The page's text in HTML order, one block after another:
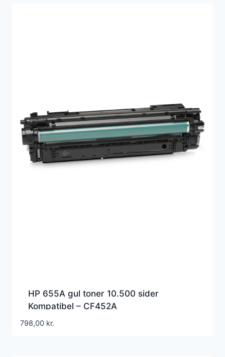
HP 655A gul toner 10.500 sider
Kompatibel – CF452A
798,00 kr.